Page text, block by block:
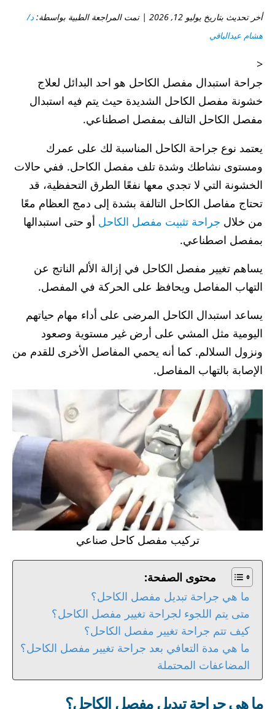
أخر تحديث بتاريخ يوليو 12, 2026 | تمت المراجعة الطبية بواسطة:
د/
هشام عبدالباقي
<
جراحة استبدال مفصل الكاحل هو احد البدائل لعلاج
خشونة مفصل الكاحل الشديدة حيث يتم فيه استبدال
مفصل الكاحل التالف بمفصل اصطناعي.
يعتمد نوع جراحة الكاحل المناسبة لك على عمرك
ومستوى نشاطك وشدة تلف مفصل الكاحل. ففي حالات
الخشونة التي لا تجدي معها نفعًا الطرق التحفظية، قد
تحتاج مفاصل الكاحل التالفة بشدة إلى دمج العظام معًا
من خلال جراحة تثبيت مفصل الكاحل أو حتى استبدالها
بمفصل اصطناعي.
يساهم تغيير مفصل الكاحل في إزالة الألم الناتج عن
التهاب المفاصل ويحافظ على الحركة في المفصل.
يساعد استبدال الكاحل المرضى على أداء مهام حياتهم
اليومية مثل المشي على أرض غير مستوية وصعود
ونزول السلالم. كما أنه يحمي المفاصل الأخرى للقدم من
الإصابة بالتهاب المفاصل.
تركيب مفصل كاحل صناعي
محتوى الصفحة:
ما هي جراحة تبديل مفصل الكاحل؟
متى يتم اللجوء لجراحة تغيير مفصل الكاحل؟
كيف تتم جراحة تغيير مفصل الكاحل؟
ما هي مدة التعافي بعد جراحة تغيير مفصل الكاحل؟
المضاعفات المحتملة
ما هي جراحة تبديل مفصل الكاحل؟